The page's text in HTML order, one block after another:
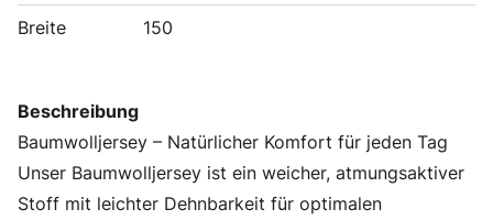
Breite 150
Beschreibung
Baumwolljersey – Natürlicher Komfort für jeden Tag
Unser Baumwolljersey ist ein weicher, atmungsaktiver
Stoff mit leichter Dehnbarkeit für optimalen